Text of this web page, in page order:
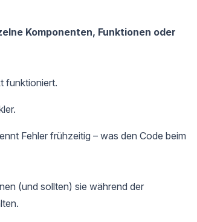
Komponenten, Funktionen oder
funktioniert.
Fehler frühzeitig – was den Code beim
(und sollten) sie während der